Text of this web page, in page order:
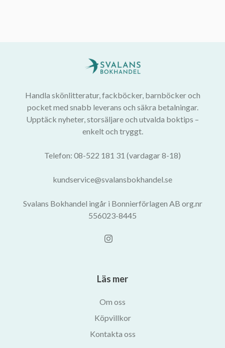
Handla skönlitteratur, fackböcker, barnböcker och
pocket med snabb leverans och säkra betalningar.
Upptäck nyheter, storsäljare och utvalda boktips –
enkelt och tryggt.
Telefon: 08-522 181 31 (vardagar 8-18)
kundservice@svalansbokhandel.se
Svalans Bokhandel ingår i Bonnierförlagen AB org.nr
556023-8445
Läs mer
Om oss
Köpvillkor
Kontakta oss